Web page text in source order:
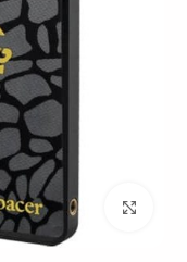
بزرگنمایی تصویر